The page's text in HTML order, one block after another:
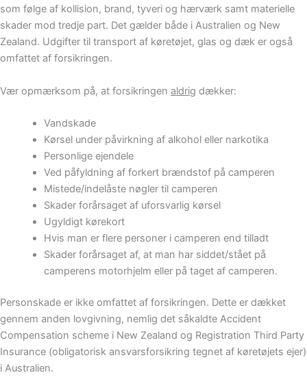
som følge af kollision, brand, tyveri og hærværk samt materielle
skader mod tredje part. Det gælder både i Australien og New
Zealand. Udgifter til transport af køretøjet, glas og dæk er også
omfattet af forsikringen.
Vær opmærksom på, at forsikringen aldrig dækker:
Vandskade
Kørsel under påvirkning af alkohol eller narkotika
Personlige ejendele
Ved påfyldning af forkert brændstof på camperen
Mistede/indelåste nøgler til camperen
Skader forårsaget af uforsvarlig kørsel
Ugyldigt kørekort
Hvis man er flere personer i camperen end tilladt
Skader forårsaget af, at man har siddet/stået på
camperens motorhjelm eller på taget af camperen.
Personskade er ikke omfattet af forsikringen. Dette er dækket
gennem anden lovgivning, nemlig det såkaldte Accident
Compensation scheme i New Zealand og Registration Third Party
Insurance (obligatorisk ansvarsforsikring tegnet af køretøjets ejer)
i Australien.